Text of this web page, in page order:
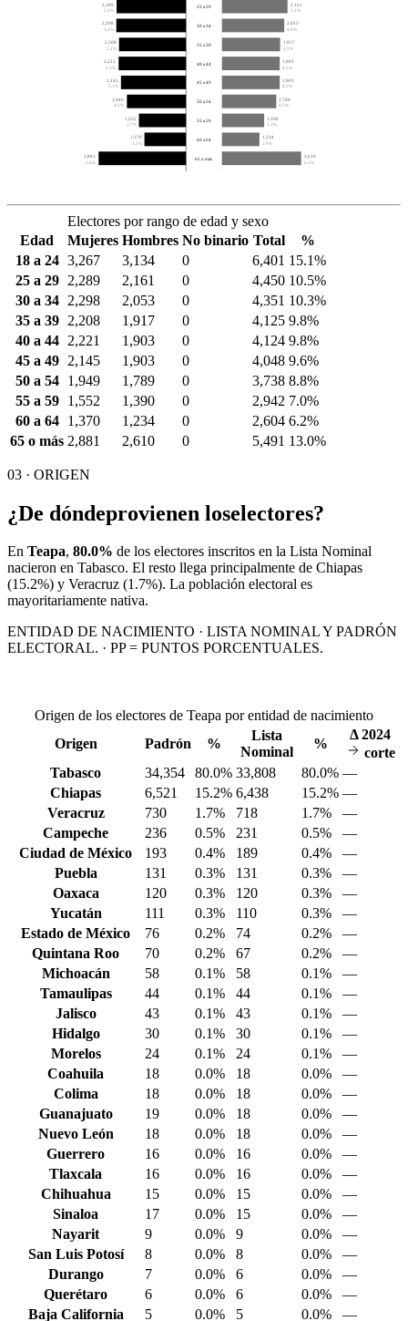
2,289
5.4%
2,161
5.1%
25 a 29
2,298
5.4%
2,053
4.9%
30 a 34
2,208
5.2%
1,917
4.5%
35 a 39
2,221
5.3%
1,903
4.5%
40 a 44
2,145
5.1%
1,903
4.5%
45 a 49
1,949
4.6%
1,789
4.2%
50 a 54
1,552
3.7%
1,390
3.3%
55 a 59
1,370
3.2%
1,234
2.9%
60 a 64
2,881
6.8%
2,610
6.2%
65 o más
Electores por rango de edad y sexo
Edad
Mujeres Hombres No binario Total
%
18 a 24 3,267 3,134 0 6,401 15.1%
25 a 29
2,289 2,161 0 4,450 10.5%
30 a 34
2,298 2,053 0 4,351 10.3%
35 a 39
2,208 1,917 0 4,125 9.8%
40 a 44
2,221 1,903 0 4,124 9.8%
45 a 49
2,145 1,903 0 4,048 9.6%
50 a 54
1,949 1,789 0 3,738 8.8%
55 a 59
1,552 1,390 0 2,942 7.0%
60 a 64
1,370 1,234 0 2,604 6.2%
65 o más 2,881 2,610 0 5,491 13.0%
03 · ORIGEN
¿De dóndeprovienen loselectores?
En Teapa, 80.0% de los electores inscritos en la Lista Nominal
nacieron en Tabasco. El resto llega principalmente de Chiapas
(15.2%) y Veracruz (1.7%). La población electoral es
mayoritariamente nativa.
ENTIDAD DE NACIMIENTO · LISTA NOMINAL Y PADRÓN
ELECTORAL. · PP = PUNTOS PORCENTUALES.
Origen de los electores de Teapa por entidad de nacimiento
Origen
Padrón %
Lista
Nominal
%
Δ2024
corte
Tabasco
34,354 80.0% 33,808 80.0% —
Chiapas
6,521 15.2% 6,438 15.2% —
Veracruz
730 1.7% 718 1.7%
—
Campeche
236 0.5% 231 0.5%
—
Ciudad de México
193 0.4% 189 0.4%
—
Puebla
131 0.3% 131 0.3%
—
Oaxaca
120 0.3% 120 0.3%
—
Yucatán
111 0.3% 110 0.3%
—
Estado de México
76 0.2% 74 0.2%
—
Quintana Roo
70 0.2% 67 0.2%
—
Michoacán
58 0.1% 58 0.1%
—
Tamaulipas
44 0.1% 44 0.1%
—
Jalisco
43 0.1% 43 0.1%
—
Hidalgo
30 0.1% 30 0.1%
—
Morelos
24 0.1% 24 0.1%
—
Coahuila
18 0.0% 18 0.0%
—
Colima
18 0.0% 18 0.0%
—
Guanajuato
19 0.0% 18 0.0%
—
Nuevo León
18 0.0% 18 0.0%
—
Guerrero
16 0.0% 16 0.0%
—
Tlaxcala
16 0.0% 16 0.0%
—
Chihuahua
15 0.0% 15 0.0%
—
Sinaloa
17 0.0% 15 0.0%
—
Nayarit
9 0.0% 9 0.0%
—
San Luis Potosí
8 0.0% 8 0.0%
—
Durango
7 0.0% 6 0.0%
—
Querétaro
6 0.0% 6 0.0%
—
Baja California
5 0.0% 5 0.0% —